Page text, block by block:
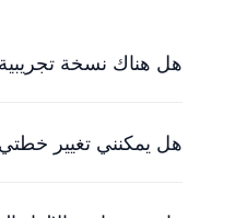
هل هناك نسخة
الودود معك لبدء
هل يمكنني تغيير خطتي